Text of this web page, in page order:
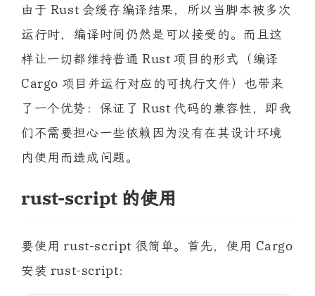
由于 Rust 会缓存编译结果，所以当脚本被多次
运行时，编译时间仍然是可以接受的。而且这
样让一切都维持普通 Rust 项目的形式（编译
Cargo 项目并运行对应的可执行文件）也带来
了一个优势：保证了 Rust 代码的兼容性，即我
们不需要担心一些依赖因为没有在其设计环境
内使用而造成问题。
rust-script 的使用
要使用 rust-script 很简单。首先，使用 Cargo
安装 rust-script：